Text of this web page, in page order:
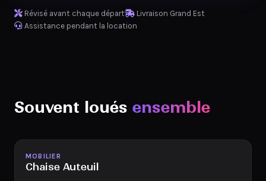
Révisé avant chaque départ
Livraison Grand Est
Assistance pendant la location
Souvent loués ensemble
Disponible
MOBILIER
Chaise Auteuil